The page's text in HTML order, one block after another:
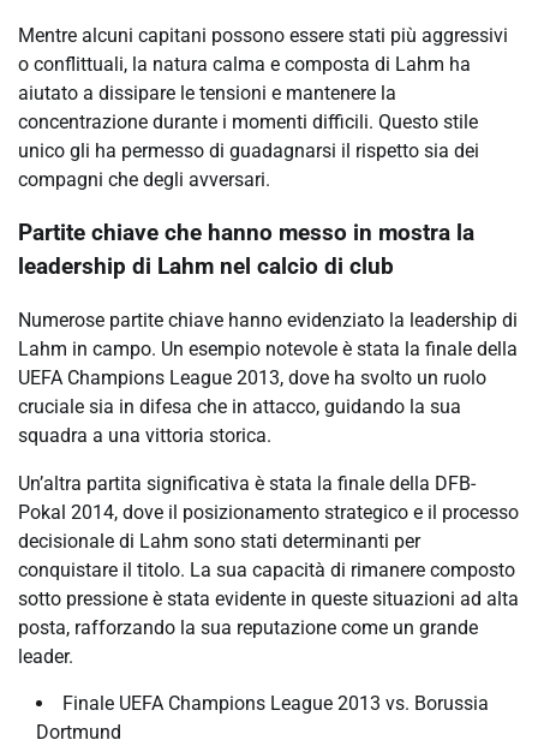
Mentre alcuni capitani possono essere stati più aggressivi
o conflittuali, la natura calma e composta di Lahm ha
aiutato a dissipare le tensioni e mantenere la
concentrazione durante i momenti difficili. Questo stile
unico gli ha permesso di guadagnarsi il rispetto sia dei
compagni che degli avversari.
Partite chiave che hanno messo in mostra la
leadership di Lahm nel calcio di club
Numerose partite chiave hanno evidenziato la leadership di
Lahm in campo. Un esempio notevole è stata la finale della
UEFA Champions League 2013, dove ha svolto un ruolo
cruciale sia in difesa che in attacco, guidando la sua
squadra a una vittoria storica.
Un’altra partita significativa è stata la finale della DFB-
Pokal 2014, dove il posizionamento strategico e il processo
decisionale di Lahm sono stati determinanti per
conquistare il titolo. La sua capacità di rimanere composto
sotto pressione è stata evidente in queste situazioni ad alta
posta, rafforzando la sua reputazione come un grande
leader.
Finale UEFA Champions League 2013 vs. Borussia
Dortmund